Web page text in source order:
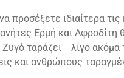
προσέξετε ιδιαίτερα
Ερμή και Αφροδίτη
ταράζει λίγο
και ανθρώπους